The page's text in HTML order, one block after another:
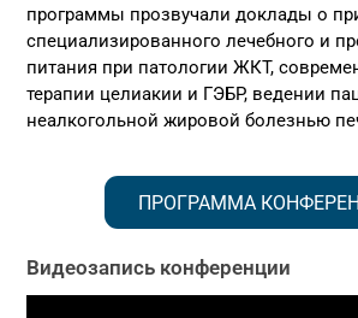
программы прозвучали доклады о
специализированного лечебного и
питания при патологии ЖКТ,
терапии целиакии и ГЭБР, ведении
неалкогольной жировой болезнью
ПРОГРАММА
Видеозапись конференции